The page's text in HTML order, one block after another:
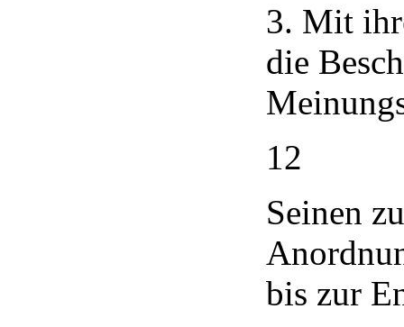
3. Mit
die
12
Seinen
bis zur